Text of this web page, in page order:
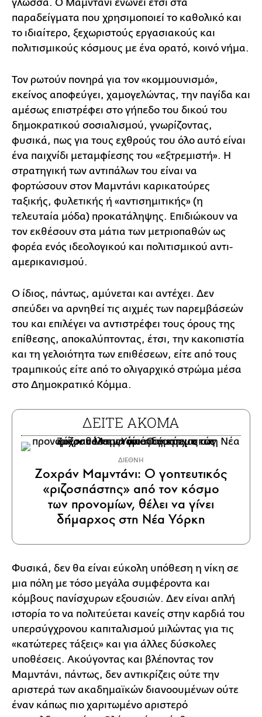
γλώσσα. Ο Μαμντάνι ενώνει έτσι στα
παραδείγματα που χρησιμοποιεί το καθολικό και
το ιδιαίτερο, ξεχωριστούς εργασιακούς και
πολιτισμικούς κόσμους με ένα ορατό, κοινό νήμα.
Τον ρωτούν πονηρά για τον «κομμουνισμό»,
εκείνος αποφεύγει, χαμογελώντας, την παγίδα και
αμέσως επιστρέφει στο γήπεδο του δικού του
δημοκρατικού σοσιαλισμού, γνωρίζοντας,
φυσικά, πως για τους εχθρούς του όλο αυτό είναι
ένα παιχνίδι μεταμφίεσης του «εξτρεμιστή». Η
στρατηγική των αντιπάλων του είναι να
φορτώσουν στον Μαμντάνι καρικατούρες
ταξικής, φυλετικής ή «αντισημιτικής» (η
τελευταία μόδα) προκατάληψης. Επιδιώκουν να
τον εκθέσουν στα μάτια των μετριοπαθών ως
φορέα ενός ιδεολογικού και πολιτισμικού αντι-
αμερικανισμού.
Ο ίδιος, πάντως, αμύνεται και αντέχει. Δεν
σπεύδει να αρνηθεί τις αιχμές των παρεμβάσεών
του και επιλέγει να αντιστρέφει τους όρους της
επίθεσης, αποκαλύπτοντας, έτσι, την κακοπιστία
και τη γελοιότητα των επιθέσεων, είτε από τους
τραμπικούς είτε από το ολιγαρχικό στρώμα μέσα
στο Δημοκρατικό Κόμμα.
ΔΕΙΤΕ ΑΚΟΜΑ
ΔΙΕΘΝΗ
Ζοχράν Μαμντάνι: Ο γοητευτικός
«ριζοσπάστης» από τον κόσμο
των προνομίων, θέλει να γίνει
δήμαρχος στη Νέα Υόρκη
Φυσικά, δεν θα είναι εύκολη υπόθεση η νίκη σε
μια πόλη με τόσο μεγάλα συμφέροντα και
κόμβους πανίσχυρων εξουσιών. Δεν είναι απλή
ιστορία το να πολιτεύεται κανείς στην καρδιά του
υπερσύγχρονου καπιταλισμού μιλώντας για τις
«κατώτερες τάξεις» και για άλλες δύσκολες
υποθέσεις. Ακούγοντας και βλέποντας τον
Μαμντάνι, πάντως, δεν αντικρίζεις ούτε την
αριστερά των ακαδημαϊκών διανοουμένων ούτε
έναν κάπως πιο χαριτωμένο αριστερό